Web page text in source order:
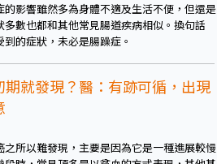
的影響雖然多為身體不適及生活不便，但還是
數也都和其他常見腸道疾病相似。換句話
的症狀，未必是腸躁症。
就發現？醫：有跡可循，出現
所以難發現，主要是因為它是一種進展較慢